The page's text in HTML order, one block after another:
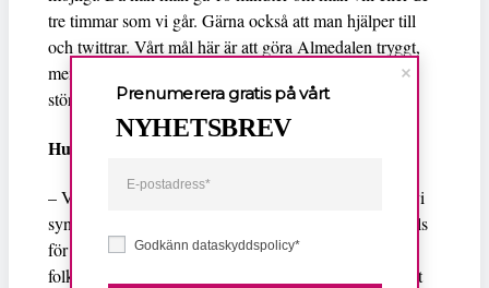
tre timmar som vi går. Gärna också att man hjälper till
och twittrar. Vårt mål här är att göra Almedalen tryggt,
men också att sprida ordet om Nattskiftet. Vi vill bli
större.
Hur kan folk komma i kontakt med er göra?
– Vi syns ganska bra, vi har reflexjackor allihopa, så vi
syns, och vi rör oss omkring här innanför murarna, dels
för att cirkulera och visa att vi finns, men också hjälpa
folk hem och gripa in i situationer som är oroande. Det
Godkänn dataskyddspolicy*
Prenumerera gratis på vårt
NYHETSBREV